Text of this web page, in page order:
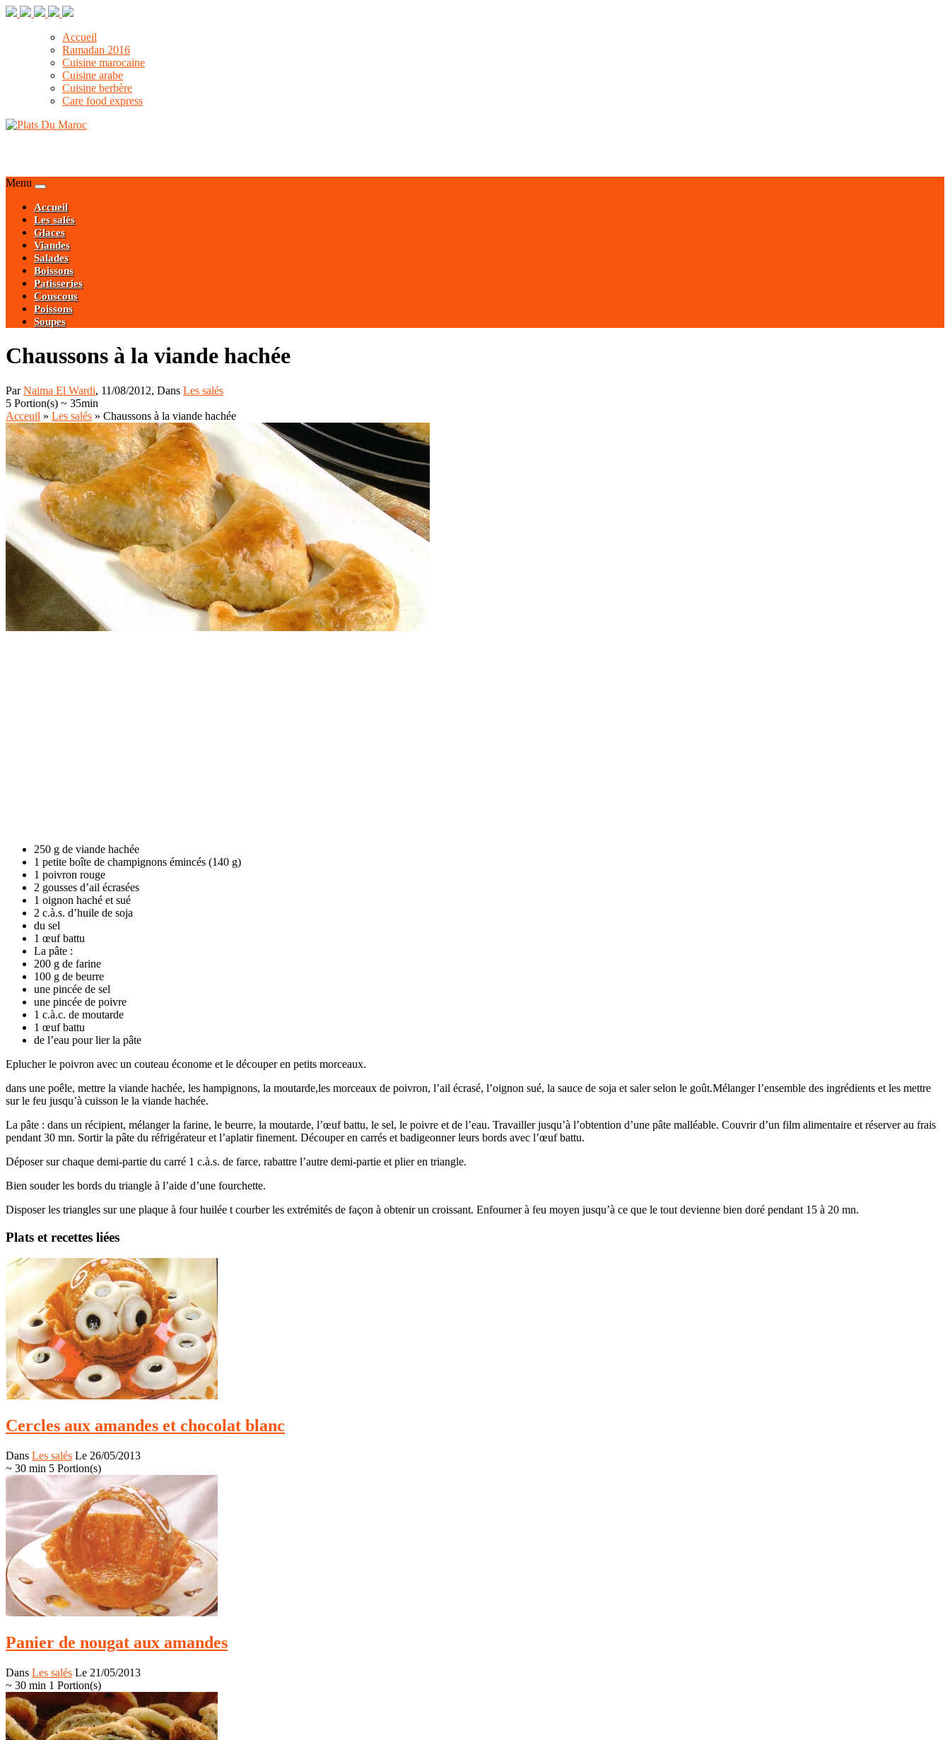
Accueil
Ramadan 2016
Cuisine marocaine
Cuisine arabe
Cuisine berbère
Care food express
Menu
Accueil
Les salés
Glaces
Viandes
Salades
Boissons
Patisseries
Couscous
Poissons
Soupes
Chaussons à la viande hachée
ParNaima El Wardi, 11/08/2012, Dans Les salés
5 Portion(s) ~ 35min
Acceuil » Les salés » Chaussons à la viande hachée
250 g de viande hachée
1 petite boîte de champignons émincés (140 g)
1 poivron rouge
2 gousses d’ail écrasées
1 oignon haché et sué
2 c.à.s. d’huile de soja
du sel
1 œuf battu
La pâte :
200 g de farine
100 g de beurre
une pincée de sel
une pincée de poivre
1 c.à.c. de moutarde
1 œuf battu
de l’eau pour lier la pâte
Eplucher le poivron avec un couteau économe et le découper en petits morceaux.
dans une poêle, mettre la viande hachée, les hampignons, la moutarde,les morceaux de poivron, l’ail écrasé, l’oignon sué, la sauce de soja et saler selon le goût.Mélanger l’ensemble des ingrédients et les mettre
sur le feu jusqu’à cuisson le la viande hachée.
La pâte : dans un récipient, mélanger la farine, le beurre, la moutarde, l’œuf battu, le sel, le poivre et de l’eau. Travailler jusqu’à l’obtention d’une pâte malléable. Couvrir d’un film alimentaire et réserver au frais
pendant 30 mn. Sortir la pâte du réfrigérateur et l’aplatir finement. Découper en carrés et badigeonner leurs bords avec l’œuf battu.
Déposer sur chaque demi-partie du carré 1 c.à.s. de farce, rabattre l’autre demi-partie et plier en triangle.
Bien souder les bords du triangle à l’aide d’une fourchette.
Disposer les triangles sur une plaque à four huilée t courber les extrémités de façon à obtenir un croissant. Enfourner à feu moyen jusqu’à ce que le tout devienne bien doré pendant 15 à 20 mn.
Plats et recettes liées
Cercles aux amandes et chocolat blanc
Dans Les salés Le 26/05/2013
~ 30 min 5 Portion(s)
Panier de nougat aux amandes
Dans Les salés Le 21/05/2013
~ 30 min 1 Portion(s)